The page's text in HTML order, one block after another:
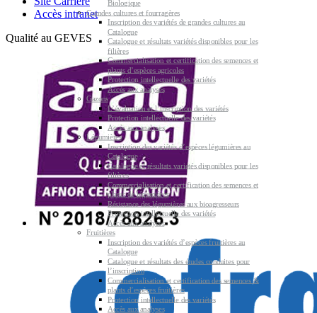
Accès intranet
Qualité au GEVES
Biologique
Grandes cultures et fourragères
Inscription des variétés de grandes cultures au
Catalogue
Catalogue et résultats variétés disponibles pour les
filières
Commercialisation et certification des semences et
plants d’espèces agricoles
Protection intellectuelle des variétés
Accès aux analyses
Gazons
L’évaluation et l’inscription des variétés
Protection intellectuelle des variétés
Accès aux analyses
Légumières
Inscription des variétés d’espèces légumières au
Catalogue
Catalogue et résultats variétés disponibles pour les
filières
Commercialisation et certification des semences et
plants de légumières
Résistance des légumières aux bioagresseurs
Protection intellectuelle des variétés
Accès aux analyses
Fruitières
Inscription des variétés d’espèces fruitières au
Catalogue
Catalogue et résultats des études conduites pour
l’inscription
Commercialisation et certification des semences &
plants d’espèces fruitières
Protection intellectuelle des variétés
Accès aux analyses